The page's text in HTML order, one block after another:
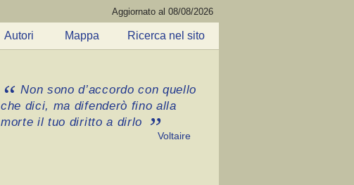
Aggiornato al 08/08/2026
Autori Mappa Ricerca nel sito
Non sono d’accordo con quello
che dici, ma difenderò fino alla
morte il tuo diritto a dirlo
Voltaire